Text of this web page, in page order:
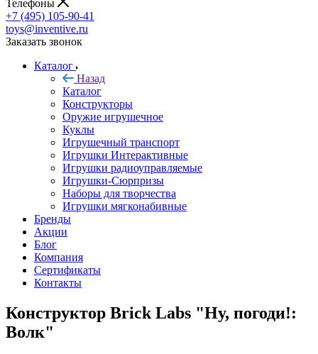
Телефоны
+7 (495) 105-90-41
toys@inventive.ru
Заказать звонок
Каталог
Назад
Каталог
Конструкторы
Оружие игрушечное
Куклы
Игрушечный транспорт
Игрушки Интерактивные
Игрушки радиоуправляемые
Игрушки-Сюрпризы
Наборы для творчества
Игрушки мягконабивные
Бренды
Акции
Блог
Компания
Сертификаты
Контакты
Конструктор Brick Labs "Ну, погоди!:
Волк"